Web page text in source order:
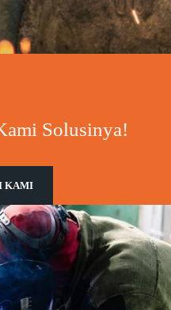
Solusinya!
KAMI